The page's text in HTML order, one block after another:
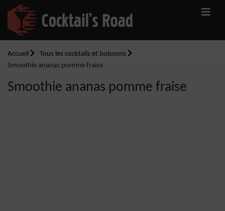
Accueil
Tous les cocktails et boissons
Smoothie ananas pomme fraise
Smoothie ananas pomme fraise